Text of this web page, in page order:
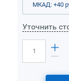
МКАД: +40
Уточнить